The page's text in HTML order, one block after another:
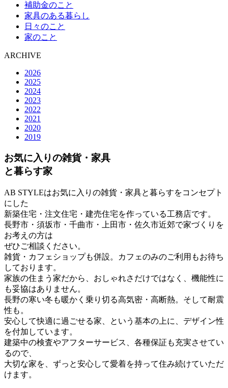
補助金のこと
家具のある暮らし
日々のこと
家のこと
ARCHIVE
2026
2025
2024
2023
2022
2021
2020
2019
お気に入りの雑貨・家具
と暮らす家
AB STYLEはお気に入りの雑貨・家具と暮らすをコンセプト
にした
新築住宅・注文住宅・建売住宅を作っている工務店です。
長野市・須坂市・千曲市・上田市・佐久市近郊で家づくりを
お考えの方は
ぜひご相談ください。
雑貨・カフェショップも併設。カフェのみのご利用もお待ち
しております。
家族の住まう家だから、おしゃれさだけではなく、機能性に
も妥協はありません。
長野の寒い冬も暖かく乗り切る高気密・高断熱。そして耐震
性も。
安心して快適に過ごせる家、という基本の上に、デザイン性
を付加しています。
建築中の検査やアフターサービス、各種保証も充実させてい
るので、
大切な家を、ずっと安心して愛着を持って住み続けていただ
けます。